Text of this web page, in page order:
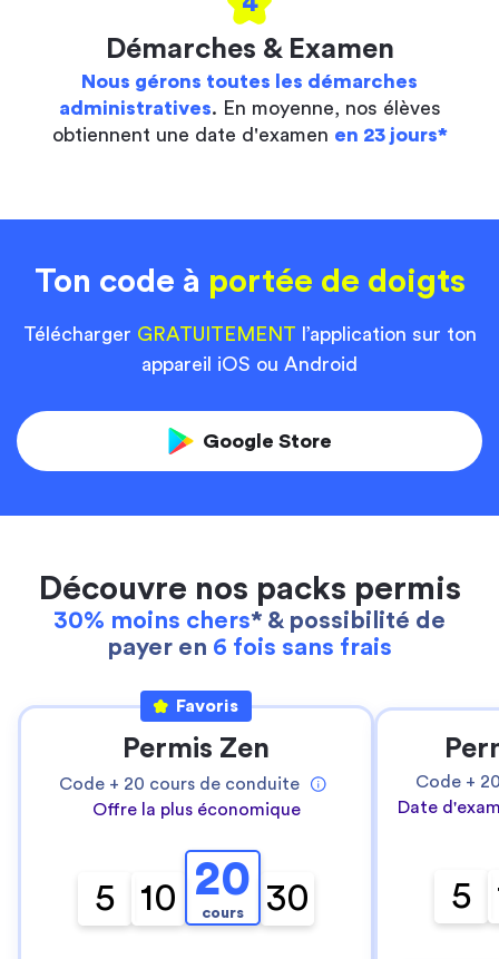
Démarches & Examen
Nous gérons toutes les démarches
administratives. En moyenne, nos élèves
obtiennent une date d'examen en 23 jours*
Ton code à portée de doigts
Télécharger GRATUITEMENT l’application sur ton
appareil iOS ou Android
Google Store
Découvre nos packs permis
30% moins chers* & possibilité de
payer en 6 fois sans frais
Favoris
Permis Zen
Code + 20 cours de conduite
Offre la plus économique
5 10 20
cours 30
Code +
Date
5